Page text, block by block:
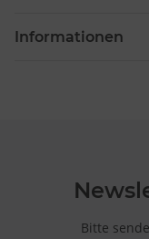
Informationen
Bitte